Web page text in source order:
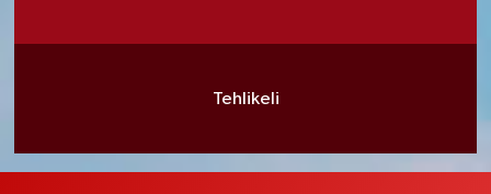
Tehlikeli